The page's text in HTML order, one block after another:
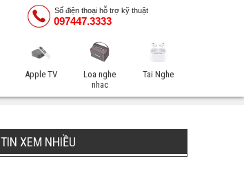
Số điện thoại hỗ trợ kỹ thuật
097447.3333
Apple TV
Loa nghe
nhac
Tai Nghe
TIN XEM NHIỀU